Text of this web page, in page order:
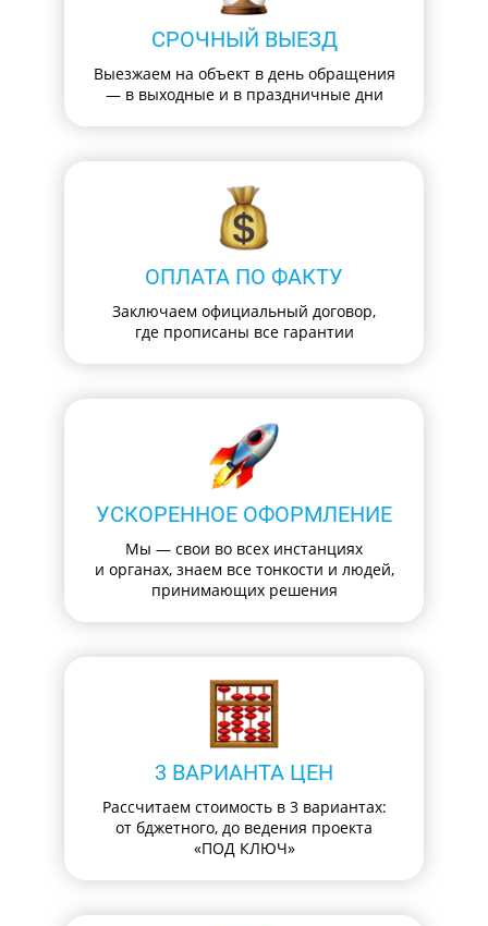
СРОЧНЫЙ ВЫЕЗД
Выезжаем на объект в день обращения
— в выходные и в праздничные дни
ОПЛАТА ПО ФАКТУ
Заключаем официальный договор,
где прописаны все гарантии
УСКОРЕННОЕ ОФОРМЛЕНИЕ
Мы — свои во всех инстанциях
и органах, знаем все тонкости и людей,
принимающих решения
3 ВАРИАНТА ЦЕН
Рассчитаем стоимость в 3 вариантах:
от бджетного, до ведения проекта
«ПОД КЛЮЧ»